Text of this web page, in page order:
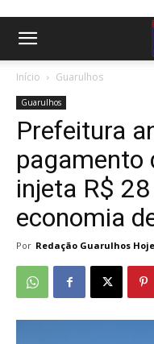
Início Guarulhos
Guarulhos
Prefeitura
pagamento
injeta R$
economia
Por Redação Guarulhos Hoje